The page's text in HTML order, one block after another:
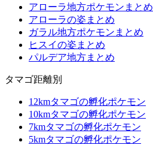
アローラ地方ポケモンまとめ
アローラの姿まとめ
ガラル地方ポケモンまとめ
ヒスイの姿まとめ
パルデア地方まとめ
タマゴ距離別
12kmタマゴの孵化ポケモン
10kmタマゴの孵化ポケモン
7kmタマゴの孵化ポケモン
5kmタマゴの孵化ポケモン